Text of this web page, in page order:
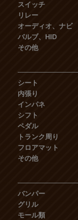
スイッチ
リレー
オーディオ、ナビ
バルブ、HID
その他
シート
内張り
インパネ
シフト
ペダル
トランク周り
フロアマット
その他
バンパー
グリル
モール類